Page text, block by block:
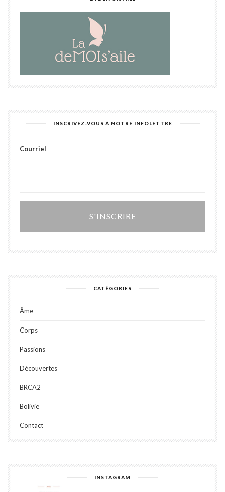
INSCRIVEZ-VOUS À NOTRE INFOLETTRE
Courriel
CATÉGORIES
Âme
Corps
Passions
Découvertes
BRCA2
Bolivie
Contact
INSTAGRAM